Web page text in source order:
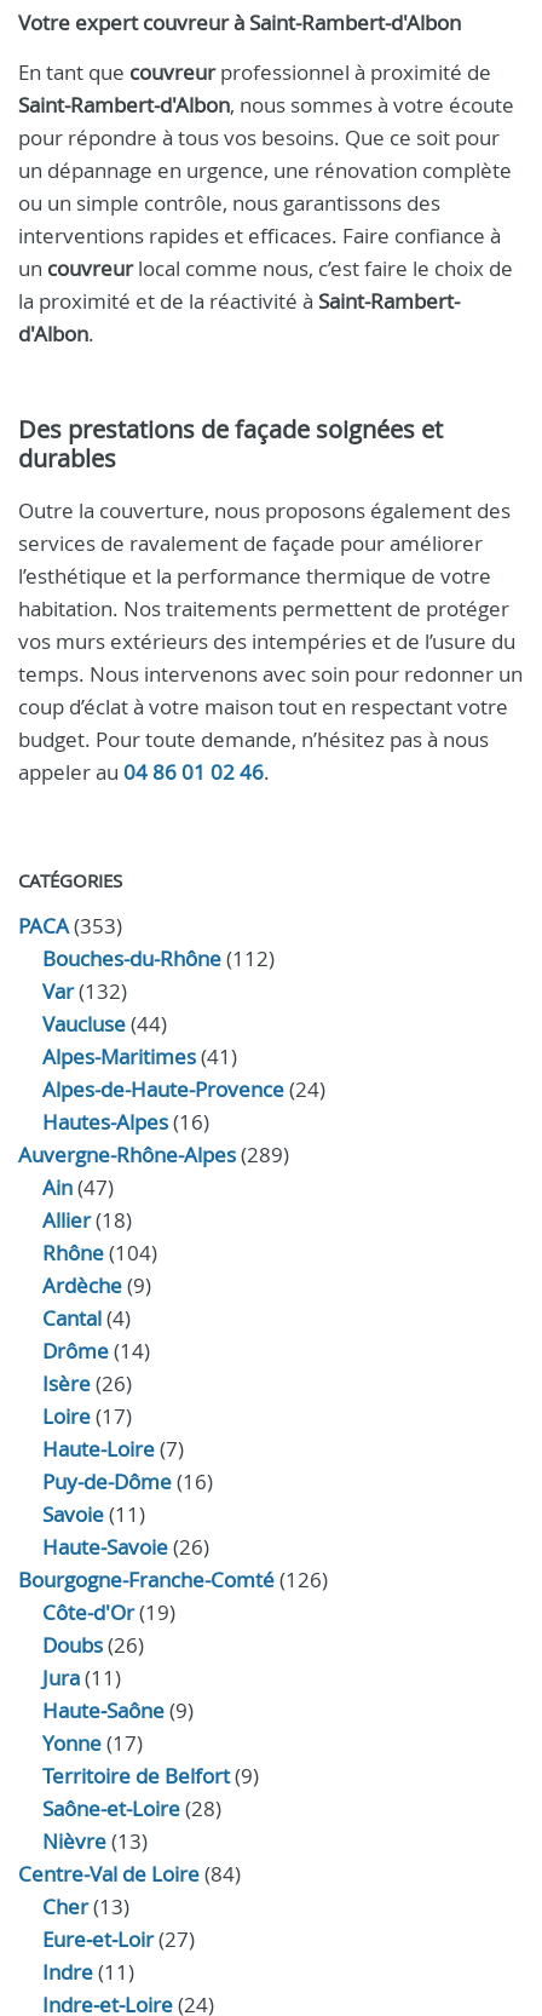
Votre expert couvreur à Saint-Rambert-d'Albon
En tant que couvreurprofessionnel à proximité de
Saint-Rambert-d'Albon, nous sommes à votre écoute
pour répondre à tous vos besoins. Que ce soit pour
un dépannage en urgence, une rénovation complète
ou un simple contrôle, nous garantissons des
interventions rapides et efficaces. Faire confiance à
un couvreurlocal comme nous, c’est faire le choix de
la proximité et de la réactivité à Saint-Rambert-
d'Albon.
Des prestations de façade soignées et
durables
Outre la couverture, nous proposons également des
services de ravalement de façade pour améliorer
l’esthétique et la performance thermique de votre
habitation. Nos traitements permettent de protéger
vos murs extérieurs des intempéries et de l’usure du
temps. Nous intervenons avec soin pour redonner un
coup d’éclat à votre maison tout en respectant votre
budget. Pour toute demande, n’hésitez pas à nous
appeler au 04 86 01 02 46.
CATÉGORIES
PACA(353)
Bouches-du-Rhône(112)
Var(132)
Vaucluse(44)
Alpes-Maritimes(41)
Alpes-de-Haute-Provence(24)
Hautes-Alpes(16)
Auvergne-Rhône-Alpes(289)
Ain(47)
Allier(18)
Rhône(104)
Ardèche(9)
Cantal(4)
Drôme(14)
Isère(26)
Loire(17)
Haute-Loire(7)
Puy-de-Dôme(16)
Savoie(11)
Haute-Savoie(26)
Bourgogne-Franche-Comté(126)
Côte-d'Or(19)
Doubs(26)
Jura(11)
Haute‑Saône(9)
Yonne(17)
Territoire de Belfort(9)
Saône-et-Loire(28)
Nièvre(13)
Centre-Val de Loire(84)
Cher(13)
Eure‑et‑Loir(27)
Indre(11)
Indre‑et‑Loire(24)